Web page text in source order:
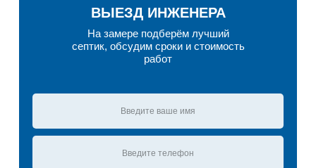
ВЫЕЗД ИНЖЕНЕРА
На замере подберём лучший
септик, обсудим сроки и стоимость
работ